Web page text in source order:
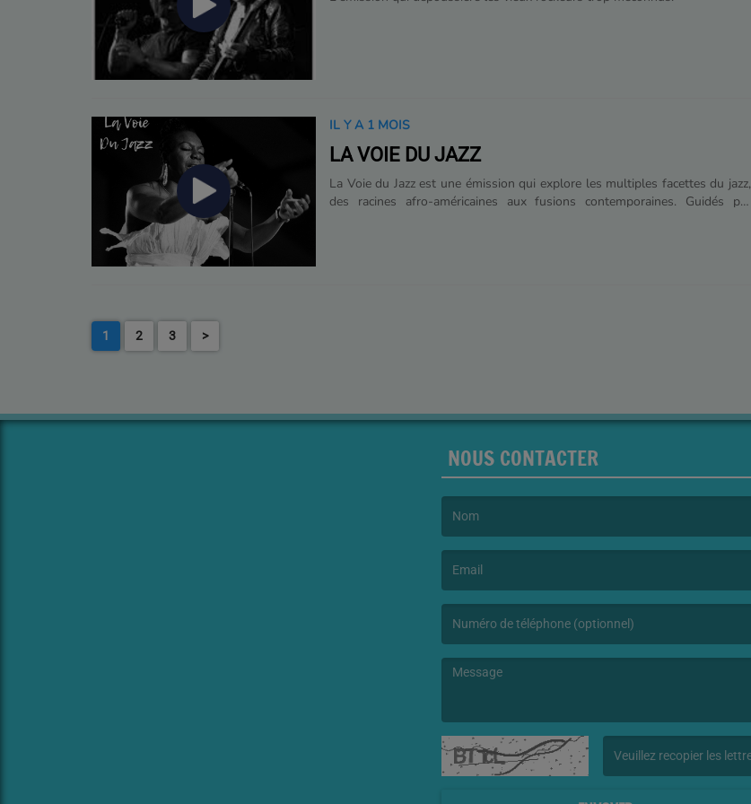
IL Y A 1 MOIS
LA VOIE DU JAZZ
La Voie du Jazz est une émission qui explore les multiples facettes du jazz,
des racines afro-américaines aux fusions contemporaines. Guidés par
1 2 3 >
NOUS CONTACTER